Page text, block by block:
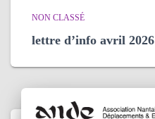
NON CLASSÉ
lettre d’info avril 2026